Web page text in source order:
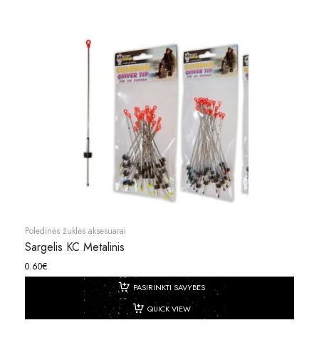
Poledinės žuklės aksesuarai
Sargelis KC Metalinis
0.60€
PASIRINKTI SAVYBES
QUICK VIEW